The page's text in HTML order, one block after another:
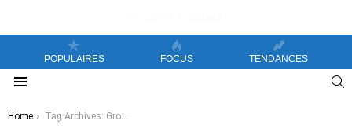
POPULAIRES FOCUS TENDANCES
You are here:
Home Tag Archives: Grok AI Neuralink